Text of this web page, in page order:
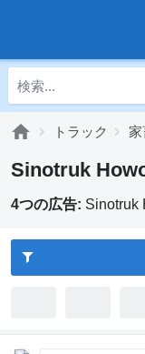
トラック 家
Sinotruk
4つの広告: Sinotruk